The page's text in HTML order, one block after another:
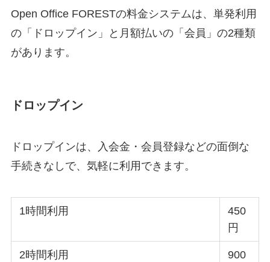
Open Office FORESTの料金システムは、単発利用
の「ドロップイン」と月額払いの「会員」の2種類
があります。
ドロップイン
ドロップインは、入会金・会員登録などの面倒な
手続きなしで、気軽に利用できます。
1時間利用
450
円
2時間利用
900